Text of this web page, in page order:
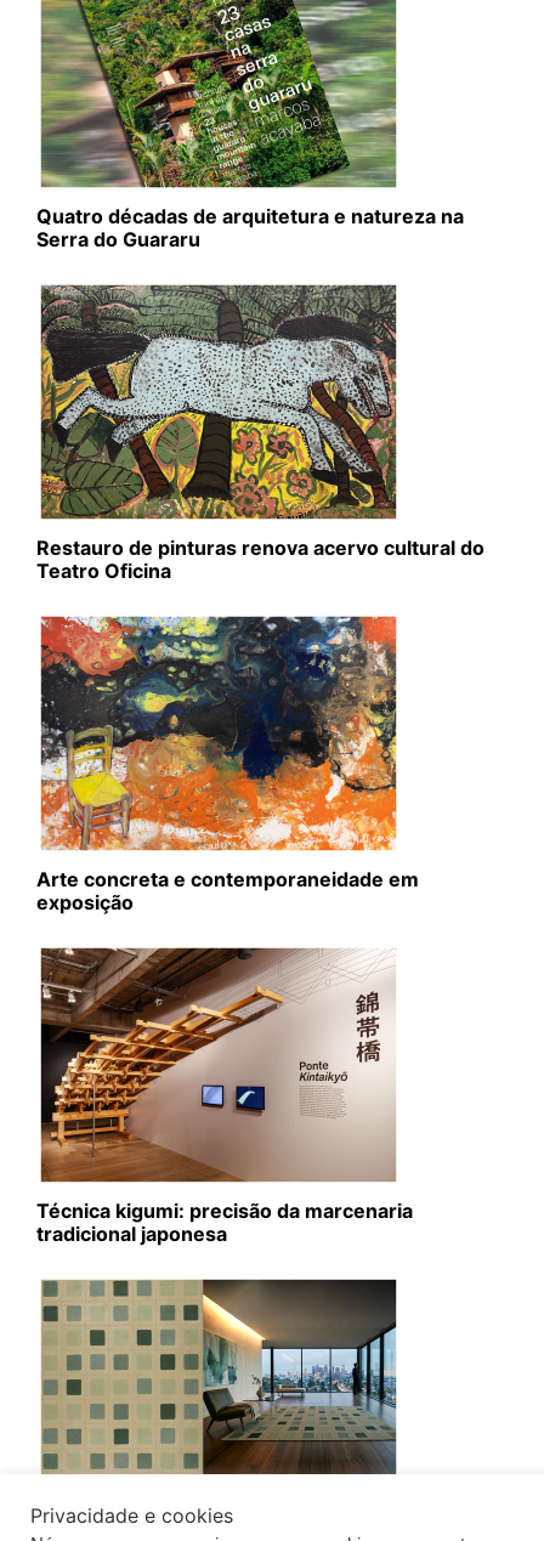
Quatro décadas de arquitetura e natureza na
Serra do Guararu
Restauro de pinturas renova acervo cultural do
Teatro Oficina
Arte concreta e contemporaneidade em
exposição
Técnica kigumi: precisão da marcenaria
tradicional japonesa
Privacidade e cookies